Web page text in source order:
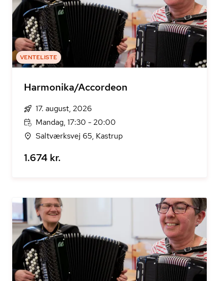
VENTELISTE
Harmonika/Accordeon
17. august, 2026
Mandag, 17:30 - 20:00
Saltværksvej 65, Kastrup
1.674 kr.